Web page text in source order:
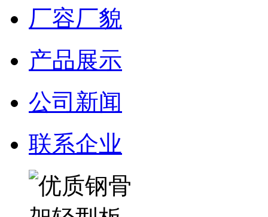
厂容厂貌
产品展示
公司新闻
联系企业